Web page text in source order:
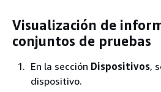
Visualización de
conjuntos de pruebas
En la sección Dispositivos,
dispositivo.